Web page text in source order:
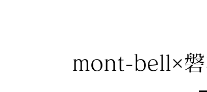
mont-bell×